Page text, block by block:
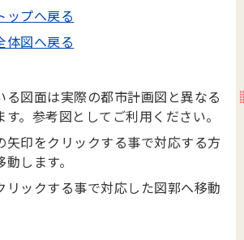
ップへ戻る
体図へ戻る
る図面は実際の都市計画図と異なる
。参考図としてご利用ください。
矢印をクリックする事で対応する方
します。
リックする事で対応した図郭へ移動